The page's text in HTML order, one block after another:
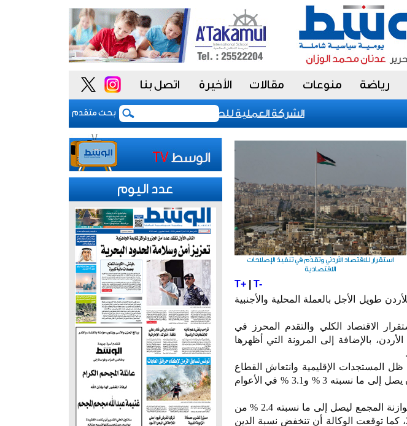
رياضة منوعات مقالات الأخيرة اتصل بنا
بحث متقدم الشركة العملية للطاقة تحقق 4.4 مليون دينار أرباحا صافية في النصف الأول
استقرار للاقتصاد الأردني وتقدّم في تنفيذ الإصلاحات
الاقتصادية
T+| T-
طويل الأجل بالعملة المحلية والأجنبية
الاقتصاد الكلي والتقدم المحرز في
بالإضافة إلى المرونة التي أظهرها
نمو الاقتصاد الأردني في عام 2025 بنسبة 2.6 % في ظل المستجدات الإقليمية وانتعاش القطاع
السياحي والارتفاع التدريجي لحجم التجارة مع سوريا والعراق، على أن يصل إلى ما نسبته 3 % و3.1 % في الأعوام
وعلى صعيد مؤشرات المالية العامة، توقعت الوكالة انخفاض عجز الموازنة المجمع ليصل إلى ما نسبته 2.4 % من
الناتج المحلي الإجمالي في عام 2025 مقارنة مع 2.8 % في عام 2024، كما توقعت الوكالة أن تنخفض نسبة الدين
عدد اليوم